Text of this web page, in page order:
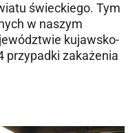
świeckiego. Tym
w naszym
kujawsko-
przypadki zakażenia